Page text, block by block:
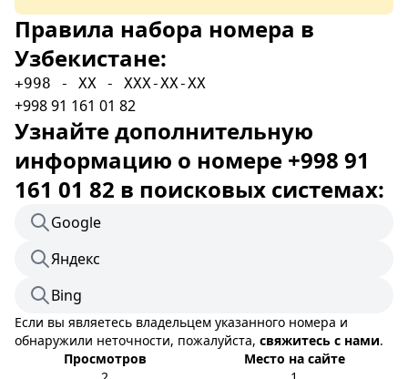
Правила набора номера в
Узбекистане:
+998 - XX - XXX-XX-XX
+998 91 161 01 82
Узнайте дополнительную
информацию о номере +998 91
161 01 82 в поисковых системах:
Google
Яндекс
Bing
Если вы являетесь владельцем указанного номера и
обнаружили неточности, пожалуйста, свяжитесь с нами.
Просмотров
Место на сайте